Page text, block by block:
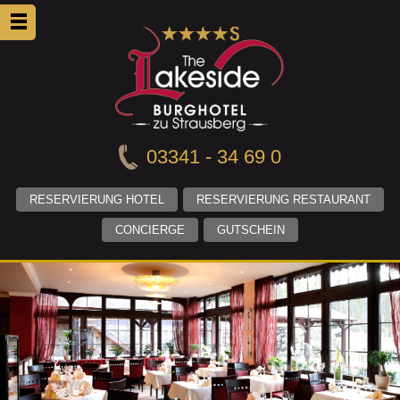
03341 - 34 69 0
RESERVIERUNG HOTEL RESERVIERUNG RESTAURANT
CONCIERGE GUTSCHEIN